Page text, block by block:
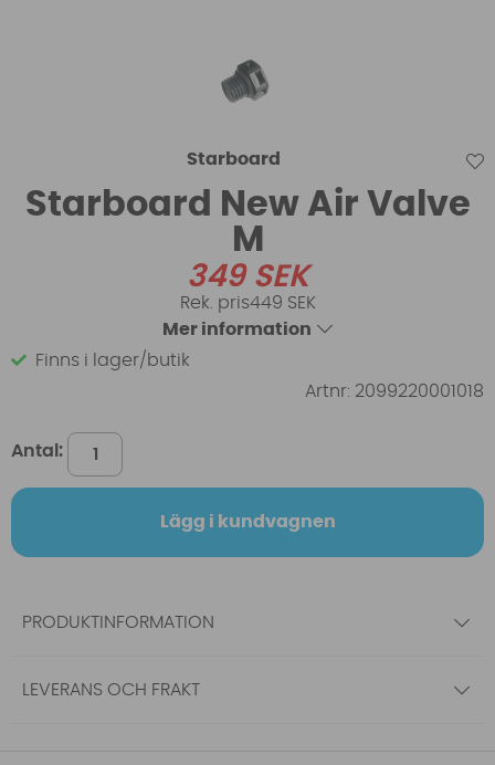
Starboard
Starboard New Air Valve
M
349SEK
449 SEK
Mer information
Finns i lager/butik
Artnr: 2099220001018
Antal:
Lägg i kundvagnen
PRODUKTINFORMATION
LEVERANS OCH FRAKT